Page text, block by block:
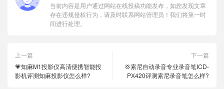
当前内容是用户通过网站在线投稿功能发布，如您发现文章
存在违规侵权行为，请及时联系网站管理员！我们将第一时
间进行处理。
上一篇
💗知麻M1投影仪高清便携智能投
影机评测知麻投影仪怎么样?
下一篇
💢索尼自动录音专业录音笔ICD-
PX420评测索尼录音笔怎么样?